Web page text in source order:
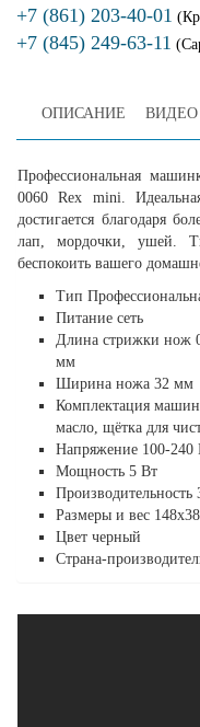
+7 (861) 203-40-01
+7 (845) 249-63-11
ОПИСАНИЕ ВИДЕО
Профессиональная
0060 Rex mini.
достигается благодаря
лап, мордочки, ушей.
беспокоить вашего
Тип
Питание сеть
Длина стрижки нож
мм
Ширина ножа 32 мм
Комплектация
масло, щётка для
Напряжение 100-240
Мощность 5 Вт
Размеры и вес
Цвет черный
Страна-